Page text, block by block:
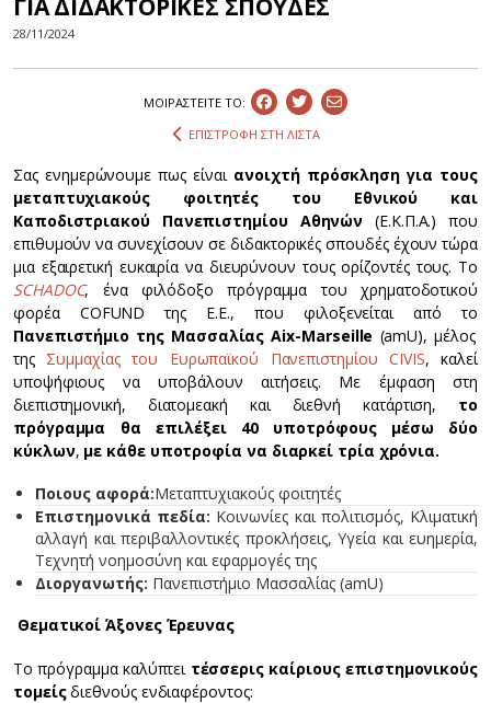
ΓΙΑ ΔΙΔΑΚΤΟΡΙΚΕΣ ΣΠΟΥΔΕΣ
28/11/2024
ΜΟΙΡΑΣΤEIΤΕ ΤΟ:
ΕΠΙΣΤΡΟΦΗ ΣΤΗ ΛΙΣΤΑ
Σας ενημερώνουμε πως είναι ανοιχτή πρόσκληση για τους
μεταπτυχιακούς φοιτητές του Εθνικού και
Καποδιστριακού Πανεπιστημίου Αθηνών (Ε.Κ.Π.Α.) που
επιθυμούν να συνεχίσουν σε διδακτορικές σπουδές έχουν τώρα
μια εξαιρετική ευκαιρία να διευρύνουν τους ορίζοντές τους. Το
SCHADOC, ένα φιλόδοξο πρόγραμμα του χρηματοδοτικού
φορέα COFUND της Ε.Ε., που φιλοξενείται από το
Πανεπιστήμιο της Μασσαλίας Aix-Marseille (amU), μέλος
της Συμμαχίας του Ευρωπαϊκού Πανεπιστημίου CIVIS, καλεί
υποψήφιους να υποβάλουν αιτήσεις. Με έμφαση στη
διεπιστημονική, διατομεακή και διεθνή κατάρτιση, το
πρόγραμμα θα επιλέξει 40 υποτρόφους μέσω δύο
κύκλων, με κάθε υποτροφία να διαρκεί τρία χρόνια.
Ποιους αφορά:Mεταπτυχιακούς φοιτητές
Επιστημονικά πεδία: Κοινωνίες και πολιτισμός, Κλιματική
αλλαγή και περιβαλλοντικές προκλήσεις, Υγεία και ευημερία,
Τεχνητή νοημοσύνη και εφαρμογές της
Διοργανωτής: Πανεπιστήμιο Μασσαλίας (amU)
Θεματικοί Άξονες Έρευνας
Το πρόγραμμα καλύπτει τέσσερις καίριους επιστημονικούς
τομείςδιεθνούς ενδιαφέροντος: